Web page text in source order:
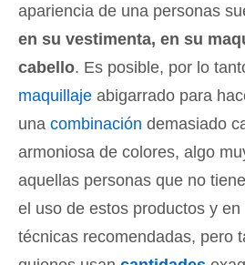
apariencia de una personas
en su vestimenta, en su
cabello. Es posible, por lo
maquillaje abigarrado para
una combinación demasiado
armoniosa de colores, algo
aquellas personas que no
el uso de estos productos y
técnicas recomendadas, pero